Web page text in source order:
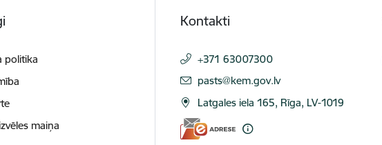
politika
maiņa
Kontakti
+371 63007300
E-pasts:
pasts@kem.gov.lv
Latgales iela 165, Rīga, LV-1019